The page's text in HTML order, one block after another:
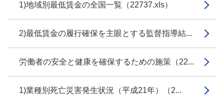
1)地域別最低賃金の全国一覧（22737.xls）
2)最低賃金の履行確保を主眼とする監督指導結...
労働者の安全と健康を確保するための施策（22...
1)業種別死亡災害発生状況（平成21年）（2...